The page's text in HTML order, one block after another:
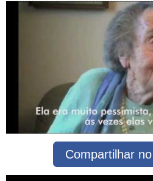
Compartilhar